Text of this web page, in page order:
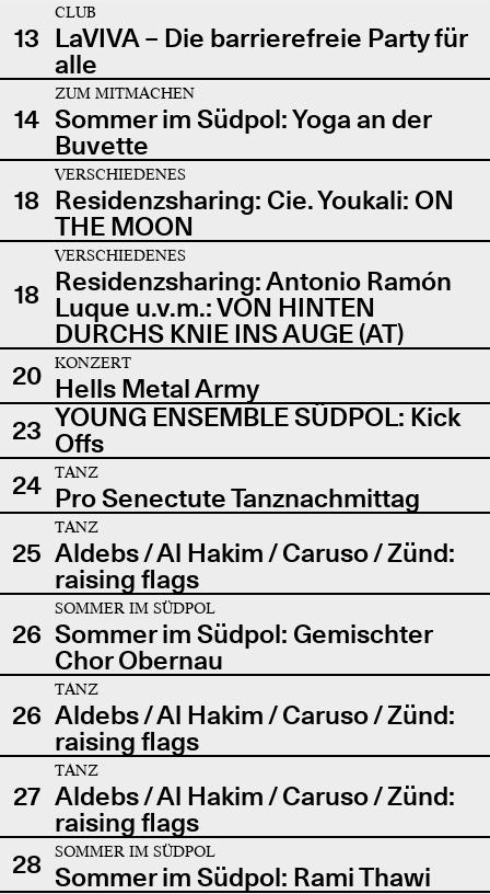
13
CLUB
LaVIVA – Die barrierefreie Party für
alle
14
ZUM MITMACHEN
Sommer im Südpol: Yoga an der
Buvette
18
VERSCHIEDENES
Residenzsharing: Cie. Youkali: ON
THE MOON
18
VERSCHIEDENES
Residenzsharing: Antonio Ramón
Luque u.v.m.: VON HINTEN
DURCHS KNIE INS AUGE (AT)
20
KONZERT
Hells Metal Army
23 YOUNG ENSEMBLE SÜDPOL: Kick
Offs
24
TANZ
Pro Senectute Tanznachmittag
25
TANZ
Aldebs / Al Hakim / Caruso / Zünd:
raising flags
26
SOMMER IM SÜDPOL
Sommer im Südpol: Gemischter
Chor Obernau
26
TANZ
Aldebs / Al Hakim / Caruso / Zünd:
raising flags
27
TANZ
Aldebs / Al Hakim / Caruso / Zünd:
raising flags
28
SOMMER IM SÜDPOL
Sommer im Südpol: Rami Thawi